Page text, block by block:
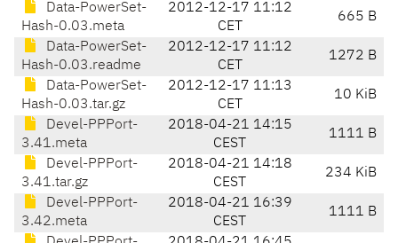
Data-PowerSet-
Hash-0.03.meta
2012-12-17 11:12
CET
665 B
Data-PowerSet-
Hash-0.03.readme
2012-12-17 11:12
CET
1272 B
Data-PowerSet-
Hash-0.03.tar.gz
2012-12-17 11:13
CET
10 KiB
Devel-PPPort-
3.41.meta
2018-04-21 14:15
CEST
1111 B
Devel-PPPort-
3.41.tar.gz
2018-04-21 14:18
CEST
234 KiB
Devel-PPPort-
3.42.meta
2018-04-21 16:39
CEST
1111 B